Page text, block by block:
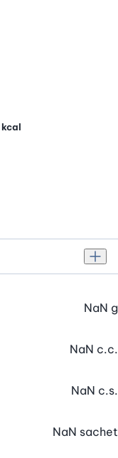
kcal
NaN g
NaN c.c.
NaN c.s.
NaN sachet